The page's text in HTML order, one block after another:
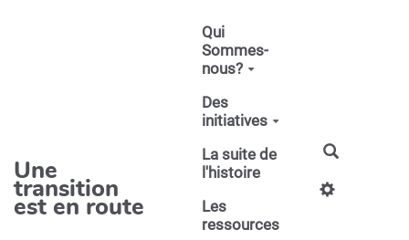
Une
transition
est en route
Qui
Sommes-
nous?
Des
initiatives
La suite de
l'histoire
Les
ressources